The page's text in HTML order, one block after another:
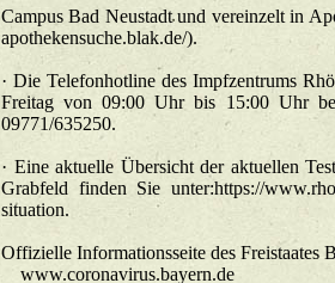
Cam­pus Bad Neu­stadt und ver­ein­zelt in
apothekensuche.​blak.​de/​).
· Die Te­le­fon­hot­line des Impf­zen­trums
Frei­tag von 09:00 Uhr bis 15:00 Uhr
09771/635250.
· Eine ak­tu­el­le Über­sicht der ak­tu­el­len
Grab­feld fin­den Sie unter:https://​
situation.​
Of­fi­zi­el­le In­for­ma­ti­ons­sei­te des Frei­staa­tes
www.​coronavirus.​bayern.​de